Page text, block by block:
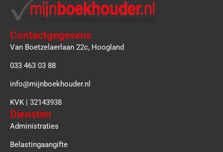
Contactgegevens
Van Boetzelaerlaan 22c, Hoogland
033 463 03 88
info@mijnboekhouder.nl
KVK | 32143938
Diensten
Administraties
Belastingaangifte